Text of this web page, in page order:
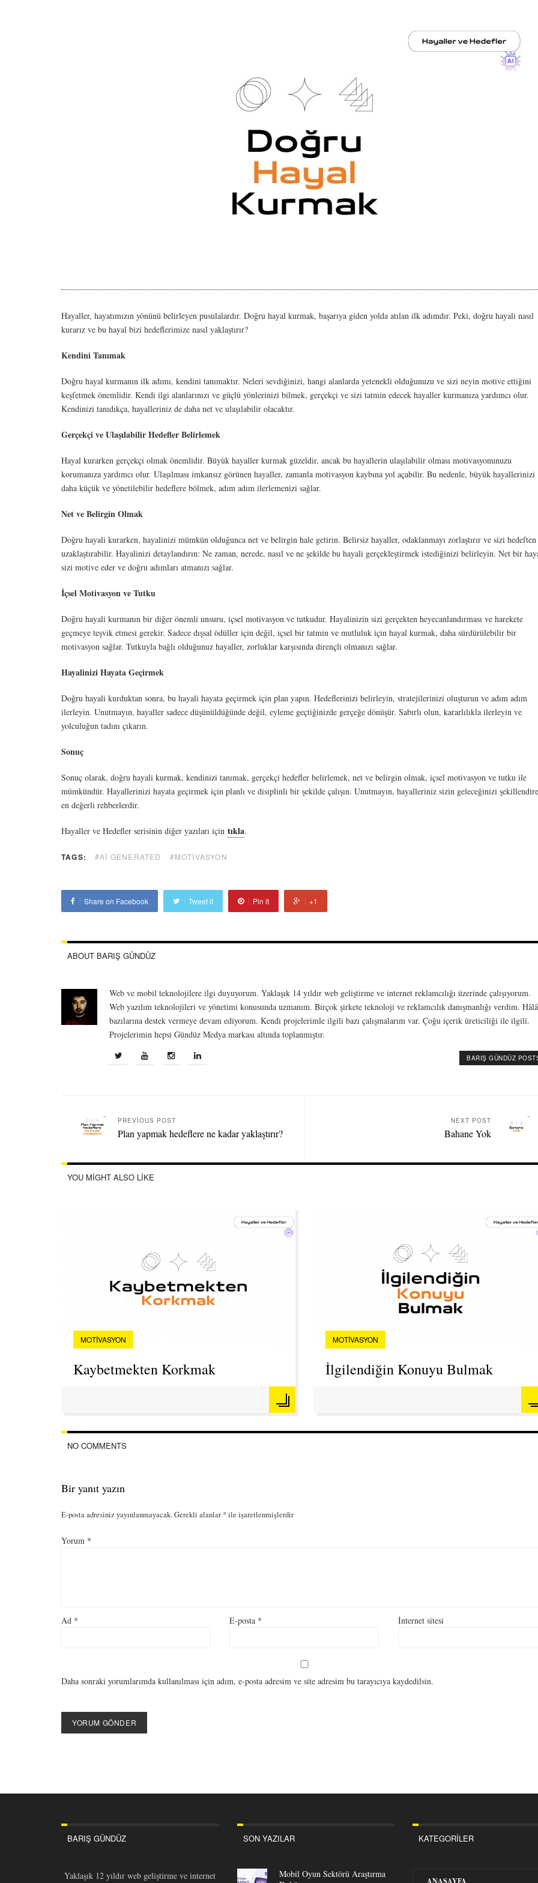
Hayaller, hayatımızın yönünü belirleyen pusulalardır. Doğru hayal kurmak, başarıya giden yolda atılan ilk adımdır. Peki, doğru hayali nasıl
kurarız ve bu hayal bizi hedeflerimize nasıl yaklaştırır?
Kendini Tanımak
Doğru hayal kurmanın ilk adımı, kendini tanımaktır. Neleri sevdiğinizi, hangi alanlarda yetenekli olduğunuzu ve sizi neyin motive ettiğini
keşfetmek önemlidir. Kendi ilgi alanlarınızı ve güçlü yönlerinizi bilmek, gerçekçi ve sizi tatmin edecek hayaller kurmanıza yardımcı olur.
Kendinizi tanıdıkça, hayalleriniz de daha net ve ulaşılabilir olacaktır.
Gerçekçi ve Ulaşılabilir Hedefler Belirlemek
Hayal kurarken gerçekçi olmak önemlidir. Büyük hayaller kurmak güzeldir, ancak bu hayallerin ulaşılabilir olması motivasyonunuzu
korumanıza yardımcı olur. Ulaşılması imkansız görünen hayaller, zamanla motivasyon kaybına yol açabilir. Bu nedenle, büyük hayallerinizi
daha küçük ve yönetilebilir hedeflere bölmek, adım adım ilerlemenizi sağlar.
Net ve Belirgin Olmak
Doğru hayali kurarken, hayalinizi mümkün olduğunca net ve belirgin hale getirin. Belirsiz hayaller, odaklanmayı zorlaştırır ve sizi hedeften
uzaklaştırabilir. Hayalinizi detaylandırın: Ne zaman, nerede, nasıl ve ne şekilde bu hayali gerçekleştirmek istediğinizi belirleyin. Net bir
sizi motive eder ve doğru adımları atmanızı sağlar.
İçsel Motivasyon ve Tutku
Doğru hayali kurmanın bir diğer önemli unsuru, içsel motivasyon ve tutkudur. Hayalinizin sizi gerçekten heyecanlandırması ve harekete
geçmeye teşvik etmesi gerekir. Sadece dışsal ödüller için değil, içsel bir tatmin ve mutluluk için hayal kurmak, daha sürdürülebilir bir
motivasyon sağlar. Tutkuyla bağlı olduğunuz hayaller, zorluklar karşısında dirençli olmanızı sağlar.
Hayalinizi Hayata Geçirmek
Doğru hayali kurduktan sonra, bu hayali hayata geçirmek için plan yapın. Hedeflerinizi belirleyin, stratejilerinizi oluşturun ve adım adım
ilerleyin. Unutmayın, hayaller sadece düşünüldüğünde değil, eyleme geçtiğinizde gerçeğe dönüşür. Sabırlı olun, kararlılıkla ilerleyin ve
yolculuğun tadını çıkarın.
Sonuç
Sonuç olarak, doğru hayali kurmak, kendinizi tanımak, gerçekçi hedefler belirlemek, net ve belirgin olmak, içsel motivasyon ve tutku ile
mümkündür. Hayallerinizi hayata geçirmek için planlı ve disiplinli bir şekilde çalışın. Unutmayın, hayalleriniz sizin geleceğinizi
en değerli rehberlerdir.
Hayaller ve Hedefler serisinin diğer yazıları için tıkla.
TAGS: #AI GENERATED #MOTIVASYON
Share on Facebook Tweet it Pin it +1
ABOUT BARIŞ GÜNDÜZ
Web ve mobil teknolojilere ilgi duyuyorum. Yaklaşık 14 yıldır web geliştirme ve internet reklamcılığı üzerinde çalışıyorum.
Web yazılım teknolojileri ve yönetimi konusunda uzmanım. Birçok şirkete teknoloji ve reklamcılık danışmanlığı verdim. Hâlâ
bazılarına destek vermeye devam ediyorum. Kendi projelerimle ilgili bazı çalışmalarım var. Çoğu içerik üreticiliği ile ilgili.
Projelerimin hepsi Gündüz Medya markası altında toplanmıştır.
BARIŞ GÜNDÜZ
PREVIOUS POST
Plan yapmak hedeflere ne kadar yaklaştırır?
NEXT POST
Bahane Yok
YOU MIGHT ALSO LIKE
MOTIVASYON
Kaybetmekten Korkmak
MOTIVASYON
İlgilendiğin Konuyu Bulmak
NO COMMENTS
Bir yanıt yazın
E-posta adresiniz yayınlanmayacak.Gerekli alanlar *ile işaretlenmişlerdir
Yorum *
Ad * E-posta * İnternet sitesi
Daha sonraki yorumlarımda kullanılması için adım, e-posta adresim ve site adresim bu tarayıcıya kaydedilsin.
BARIŞ GÜNDÜZ
Yaklaşık 12 yıldır web geliştirme ve internet
SON YAZILAR
Mobil Oyun Sektörü Araştırma
KATEGORILER